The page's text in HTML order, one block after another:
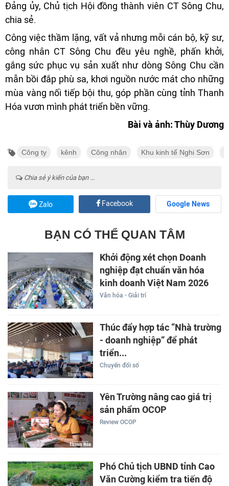
Đảng ủy, Chủ tịch Hội đồng thành viên CT Sông Chu,
chia sẻ.
Công việc thầm lặng, vất vả nhưng mỗi cán bộ, kỹ sư,
công nhân CT Sông Chu đều yêu nghề, phấn khởi,
gắng sức phục vụ sản xuất như­ dòng Sông Chu cần
mẫn bồi đắp phù sa, khơi nguồn nư­ớc mát cho những
mùa vàng nối tiếp bội thu, góp phần cùng tỉnh Thanh
Hóa vươn mình phát triển bền vững.
Bài và ảnh: Thùy Dương
Công ty kênh Công nhân Khu kinh tế Nghi Sơn
Chia sẻ ý kiến của bạn ...
Zalo Facebook Google News
BẠN CÓ THỂ QUAN TÂM
Khởi động xét chọn Doanh
nghiệp đạt chuẩn văn hóa
kinh doanh Việt Nam 2026
Văn hóa - Giải trí
Thúc đẩy hợp tác “Nhà trường
- doanh nghiệp” để phát
triển...
Chuyển đổi số
Yên Trường nâng cao giá trị
sản phẩm OCOP
Review OCOP
Phó Chủ tịch UBND tỉnh Cao
Văn Cường kiểm tra tiến độ